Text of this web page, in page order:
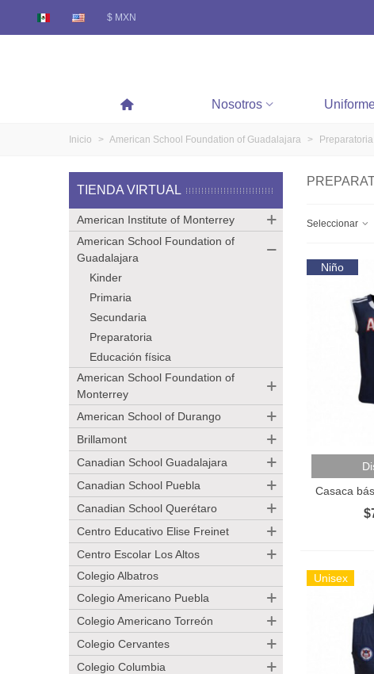
$ MXN
Nosotros
Inicio > American School Foundation of Guadalajara > Preparatoria
TIENDA VIRTUAL
American Institute of Monterrey
American School Foundation of
Guadalajara
Kinder
Primaria
Secundaria
Preparatoria
Educación física
American School Foundation of
Monterrey
American School of Durango
Brillamont
Canadian School Guadalajara
Canadian School Puebla
Canadian School Querétaro
Centro Educativo Elise Freinet
Centro Escolar Los Altos
Colegio Albatros
Colegio Americano Puebla
Colegio Americano Torreón
Colegio Cervantes
Colegio Columbia
Seleccionar
Niño
Añadir Al
Casaca
Unisex